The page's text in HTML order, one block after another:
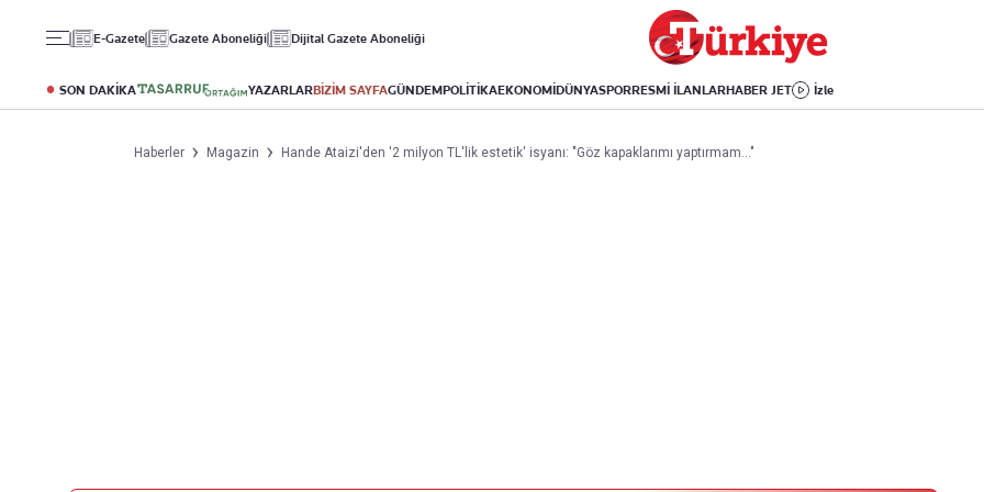
E-Gazete Gazete Aboneliği Dijital Gazete Aboneliği
SON DAKİKA YAZARLARBİZİM SAYFAGÜNDEMPOLİTİKAEKONOMİDÜNYASPORRESMİ İLANLARHABER JET İzle
Altın
Döviz
Kripto Para
Puan Durumu
Fikstür
Avrupa Ligi
Avrupa
Amerika
İsrail-Gazze
Yaşam
Sağlık
Yemek
Aktüel
Kitap
Haberler Magazin Hande Ataizi'den '2 milyon TL'lik estetik' isyanı: "Göz kapaklarımı yaptırmam..."